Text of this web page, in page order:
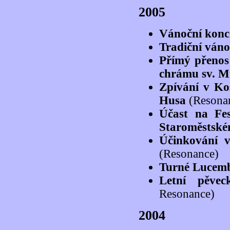
2005
Vánoční
Tradiční
Přímý
chrámu sv.
Zpívání v
Husa
Účast na
Účinkování
(Resonance)
Turné
Letní
Resonance)
2004